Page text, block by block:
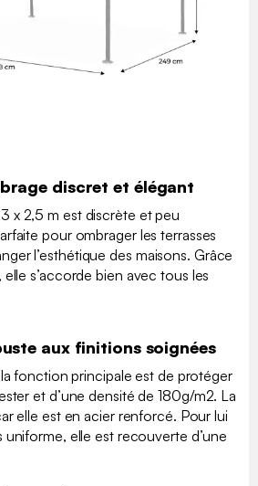
discret et élégant
x 2,5 m est discrète et peu
pour ombrager les terrasses
l’esthétique des maisons. Grâce
s’accorde bien avec tous les
aux finitions soignées
fonction principale est de protéger
et d’une densité de 180g/m2. La
elle est en acier renforcé. Pour lui
elle est recouverte d’une